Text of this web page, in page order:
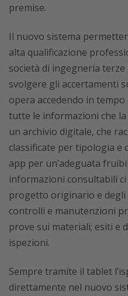
premise.
Il nuovo sistema
alta qualificazione
società di ingegneria
svolgere gli accertamenti
opera accedendo in tempo
tutte le informazioni che
un archivio digitale, che
classificate per tipologia
app per un’adeguata
informazioni consultabili
progetto originario e degli
controlli e manutenzioni
prove sui materiali; esiti e
ispezioni.
Sempre tramite il tablet
direttamente nel nuovo